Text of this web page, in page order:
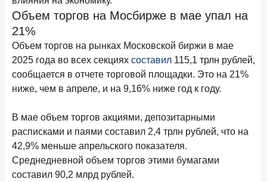
По итогам мая 2026 года объем выдач кредитов
составил 993,8 млрд руб.
4 июня 2026 года ИССЛЕДОВАНИЕ
Синергия интеллектов: будущее контакт-центров в
партнерстве человека и технологий
В борьбе за сбережения россиян банки учатся
28 мая 2026 года
Доверие становится главным фактором на рынке
Private banking
Объем торгов на Мосбирже в мае упал на
21%
Объем торгов на рынках Московской биржи в мае
2025 года во всех секциях составил 115,1 трлн рублей,
сообщается в отчете торговой площадки. Это на 21%
ниже, чем в апреле, и на 9,16% ниже год к году.
В мае объем торгов акциями, депозитарными
расписками и паями составил 2,4 трлн рублей, что на
42,9% меньше апрельского показателя.
Среднедневной объем торгов этими бумагами
составил 90,2 млрд рублей.